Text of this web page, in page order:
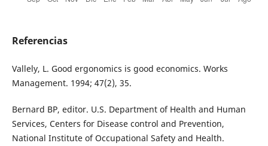
Referencias
Vallely, L. Good ergonomics is good economics. Works
Management. 1994; 47(2), 35.
Bernard BP, editor. U.S. Department of Health and Human
Services, Centers for Disease control and Prevention,
National Institute of Occupational Safety and Health.